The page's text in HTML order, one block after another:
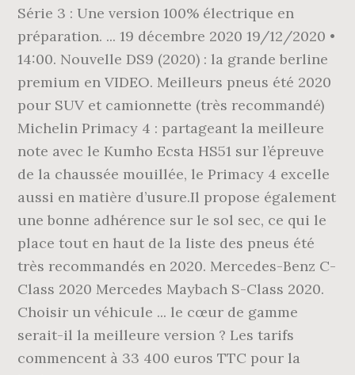
Série 3 : Une version 100% électrique en
préparation. ... 19 décembre 2020 19/12/2020 •
14:00. Nouvelle DS9 (2020) : la grande berline
premium en VIDEO. Meilleurs pneus été 2020
pour SUV et camionnette (très recommandé)
Michelin Primacy 4 : partageant la meilleure
note avec le Kumho Ecsta HS51 sur l’épreuve
de la chaussée mouillée, le Primacy 4 excelle
aussi en matière d’usure.Il propose également
une bonne adhérence sur le sol sec, ce qui le
place tout en haut de la liste des pneus été
très recommandés en 2020. Mercedes-Benz C-
Class 2020 Mercedes Maybach S-Class 2020.
Choisir un véhicule ... le cœur de gamme
serait-il la meilleure version ? Les tarifs
commencent à 33 400 euros TTC pour la